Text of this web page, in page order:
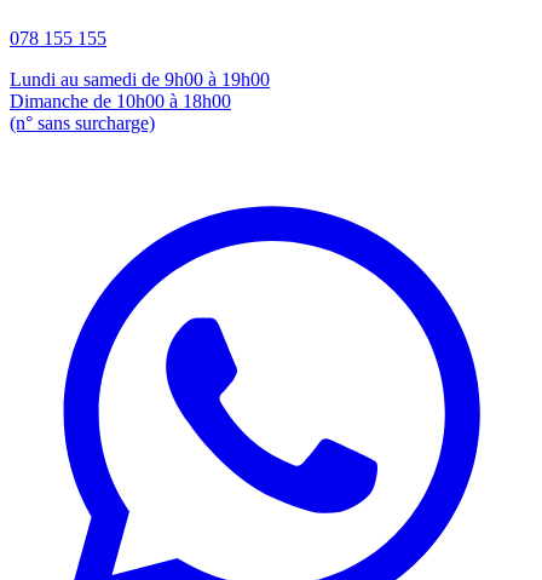
078 155 155
Lundi au samedi de 9h00 à 19h00
Dimanche de 10h00 à 18h00
(n° sans surcharge)